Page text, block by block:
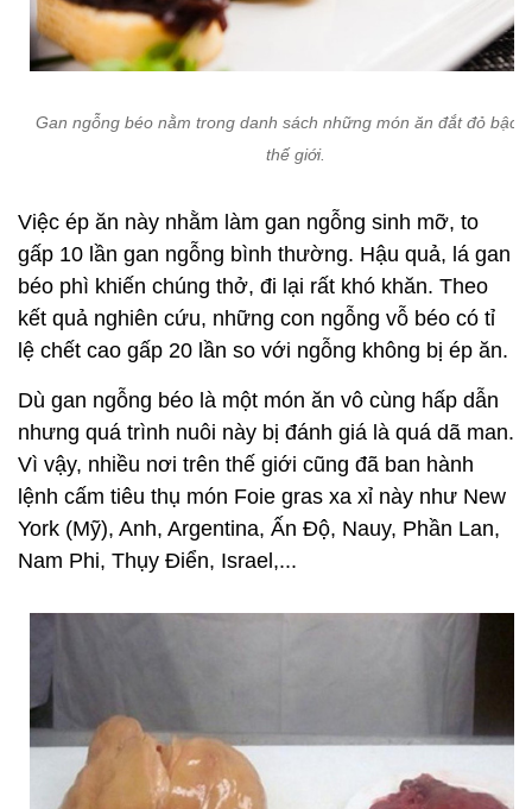
Gan ngỗng béo nằm trong danh sách những món ăn đắt đỏ bậc
thế giới.
Việc ép ăn này nhằm làm gan ngỗng sinh mỡ, to
gấp 10 lần gan ngỗng bình thường. Hậu quả, lá gan
béo phì khiến chúng thở, đi lại rất khó khăn. Theo
kết quả nghiên cứu, những con ngỗng vỗ béo có tỉ
lệ chết cao gấp 20 lần so với ngỗng không bị ép ăn.
Dù gan ngỗng béo là một món ăn vô cùng hấp dẫn
nhưng quá trình nuôi này bị đánh giá là quá dã man.
Vì vậy, nhiều nơi trên thế giới cũng đã ban hành
lệnh cấm tiêu thụ món Foie gras xa xỉ này như New
York (Mỹ), Anh, Argentina, Ấn Độ, Nauy, Phần Lan,
Nam Phi, Thụy Điển, Israel,...